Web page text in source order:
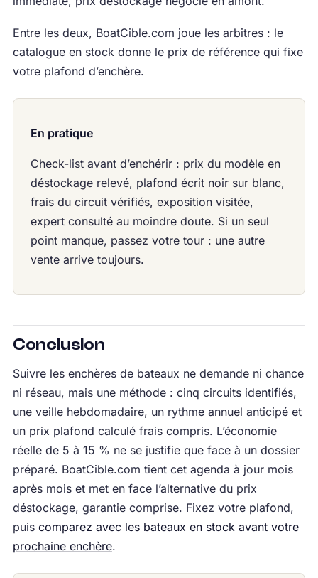
Entre les deux, BoatCible.com joue les arbitres : le
catalogue en stock donne le prix de référence qui fixe
votre plafond d’enchère.
En pratique
Check-list avant d’enchérir : prix du modèle en
déstockage relevé, plafond écrit noir sur blanc,
frais du circuit vérifiés, exposition visitée,
expert consulté au moindre doute. Si un seul
point manque, passez votre tour : une autre
vente arrive toujours.
Conclusion
Suivre les enchères de bateaux ne demande ni chance
ni réseau, mais une méthode : cinq circuits identifiés,
une veille hebdomadaire, un rythme annuel anticipé et
un prix plafond calculé frais compris. L’économie
réelle de 5 à 15 % ne se justifie que face à un dossier
préparé. BoatCible.com tient cet agenda à jour mois
après mois et met en face l’alternative du prix
déstockage, garantie comprise. Fixez votre plafond,
puis comparez avec les bateaux en stock avant votre
prochaine enchère.